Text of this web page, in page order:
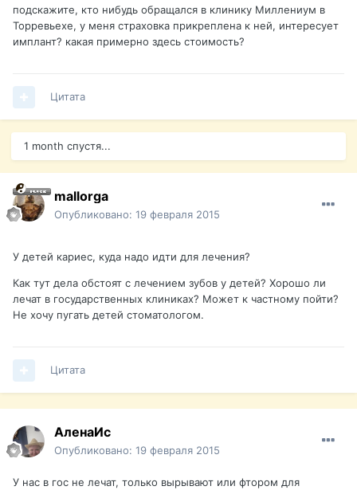
подскажите, кто нибудь обращался в клинику Миллениум в
Торревьехе, у меня страховка прикреплена к ней, интересует
имплант? какая примерно здесь стоимость?
Цитата
1 month спустя...
mallorga
Опубликовано: 19 февраля 2015
У детей кариес, куда надо идти для лечения?
Как тут дела обстоят с лечением зубов у детей? Хорошо ли
лечат в государственных клиниках? Может к частному пойти?
Не хочу пугать детей стоматологом.
Цитата
АленаИс
Опубликовано: 19 февраля 2015
У нас в гос не лечат, только вырывают или фтором для